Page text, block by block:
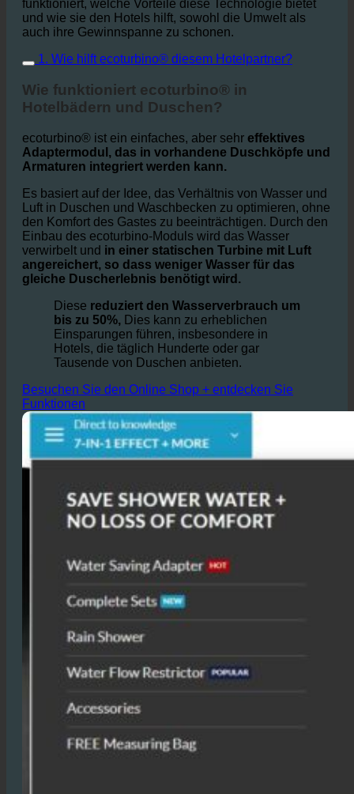
In diesem Artikel wird erklärt, wie ecoturbino
funktioniert, welche Vorteile diese Technologie bietet
und wie sie den Hotels hilft, sowohl die Umwelt als
auch ihre Gewinnspanne zu schonen.
1. Wie hilft ecoturbino® diesem Hotelpartner?
Hotelbädern und Duschen?
ecoturbino® ist ein einfaches, aber sehr
Adaptermodul, das in vorhandene Duschköpfe und
Armaturen integriert werden kann.
Es basiert auf der Idee, das Verhältnis von Wasser und
Luft in Duschen und Waschbecken zu optimieren, ohne
den Komfort des Gastes zu beeinträchtigen. Durch den
Einbau des ecoturbino-Moduls wird das Wasser
verwirbelt und
in einer statischen Turbine mit Luft
angereichert, so dass weniger Wasser für das
gleiche Duscherlebnis benötigt wird.
Diese reduziert den Wasserverbrauch um
bis zu 50%,Dies kann zu erheblichen
Hotels, die täglich Hunderte oder gar
Tausende von Duschen anbieten.
Besuchen Sie den Online Shop + entdecken Sie
Funktionen